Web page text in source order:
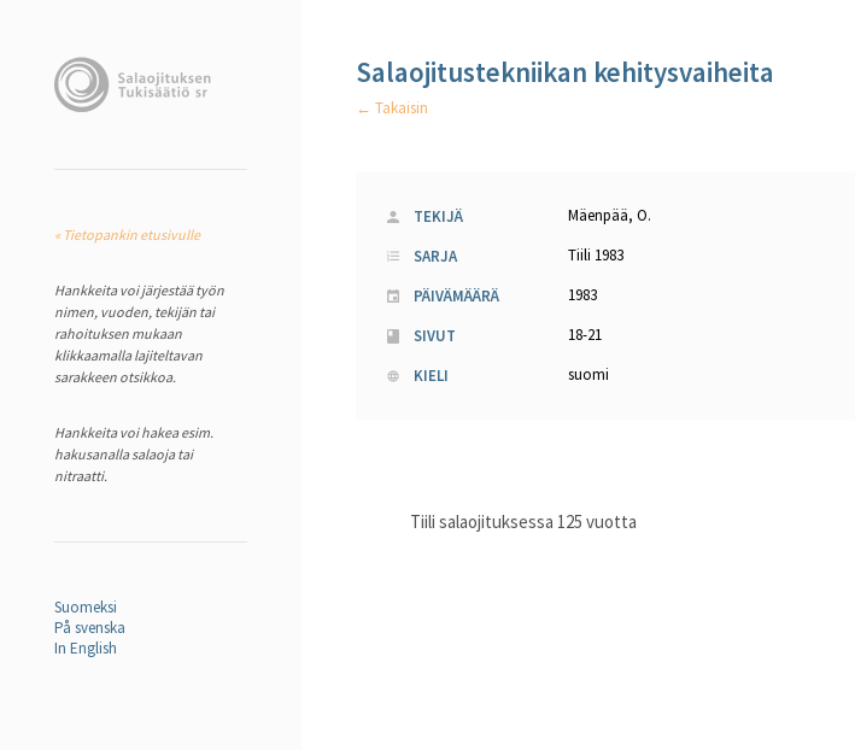
« Tietopankin etusivulle
Hankkeita voi järjestää työn
nimen, vuoden, tekijän tai
rahoituksen mukaan
klikkaamalla lajiteltavan
sarakkeen otsikkoa.
Hankkeita voi hakea esim.
hakusanalla salaoja tai
nitraatti.
Suomeksi
På svenska
In English
Salaojitustekniikan kehitysvaiheita
← Takaisin
TEKIJÄ
Mäenpää, O.
SARJA
Tiili 1983
PÄIVÄMÄÄRÄ
1983
SIVUT
18-21
KIELI
suomi
Tiili salaojituksessa 125 vuotta